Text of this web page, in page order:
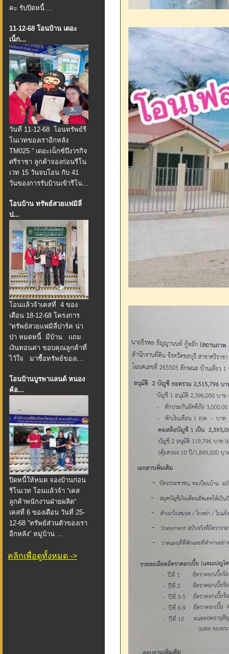
คะ รับปิดหนี้ ...
11-12-68 โอนบ้าน เดอะ
เน็ก...
วันที่ 11-12-68 โอนทรัพย์รี
โนเวทของเราอีกหลัง
TM025 “ เดอะเน็กซ์บึงวรกิจ
ศรีราชา ลูกค้าจองก่อนรีโน
เวท 15 วันจบโอน กับ 41
วันของการรับบ้านเข้ารีโน...
โอนบ้าน ทรัพย์สวยแฟมิลี่
ป...
โอนแล้วจ้าเคสที่ 4 ของ
เดือน 18-12-68 โครงการ
“ทรัพย์สวยแฟมิลี่ปาร์ค น่า
ป่า หมดหนี้ มีบ้าน แถม
เงินทอนค่า ขอบคุณลูกค้าที่
ไว้ใจ มาซื้อทรัพย์ของเ...
โอนบ้านบูรพาแลนด์ หนอง
ค้อ...
ปิดหนี้ให้หมด จองบ้านก่อน
รีโนเวท โอนแล้วจ้า “เคส
ลูกค้าพนักงานฝ่ายผลิต“
เคสที่ 6 ของเดือน วันที่ 25-
12-68 ”ทรัพย์ส่วนตัวของเรา
อีกหลัง“ หมู่บ้าน ...
คลิกเพื่อดูทั้งหมด ->